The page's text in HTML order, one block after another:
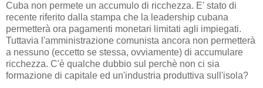
Cuba non permete un accumulo di ricchezza. E' stato di
recente riferito dalla stampa che la leadership cubana
permetterà ora pagamenti monetari limitati agli impiegati.
Tuttavia l'amministrazione comunista ancora non permetterà
a nessuno (eccetto se stessa, ovviamente) di accumulare
ricchezza. C'è qualche dubbio sul perchè non ci sia
formazione di capitale ed un'industria produttiva sull'isola?